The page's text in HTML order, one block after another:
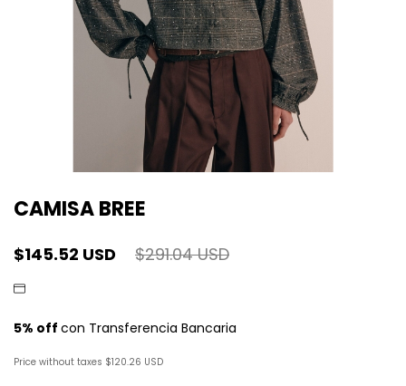
CAMISA BREE
$145.52 USD $291.04 USD
Price without taxes $120.26 USD